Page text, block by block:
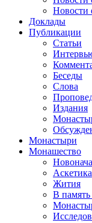
Новости
Доклады
Публикации
Статьи
Беседы
Слова
Издания
Монастыри
Монашество
Аскетика
Жития
В